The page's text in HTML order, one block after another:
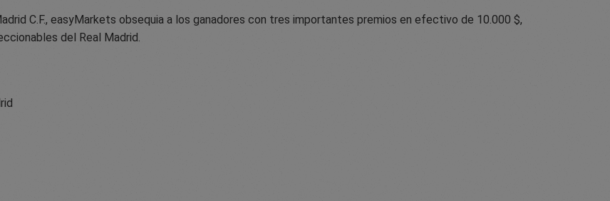
C.F., easyMarkets obsequia a los ganadores con tres importantes premios en efectivo de 10.000 $,
del Real Madrid.